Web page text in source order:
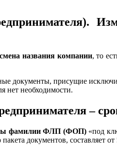
смена названия компании, то
документы, присущие
нет необходимости.
–
фамилии ФЛП (ФОП)«под
документов, составляет от